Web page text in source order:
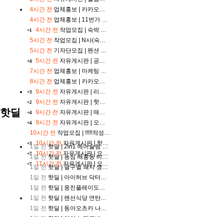
축
계
계
랙
4시간 전 업체홍보 | 카카오메이커스 마케팅 비용 아끼는 팁
4시간 전 업체홍보 | 11번가 구매평 이렇게 관리합니다
+1 4시간 전 작업모집 | 숙박 사이트 리뷰어 모집 ( 실결제 금액 즉시 바로 입금)
5시간 전 작업모집 | N사(숙박)예약자 리뷰 모집합니다! 1000원 사진, 원고 복붙 제공 예약비 x
5시간 전 기자단모집 | 펜션 기자단 모집합니다 원고 + 사진 제공해드립니다.
+4 5시간 전 자유게시판 | 공항철도는 지하철과 비슷한가요?
7시간 전 업체홍보 | 마케팅 종합 플랫폼 루메인
8시간 전 업체홍보 | 카카오톡 쇼핑하기 마케팅 이것만은 꼭 하세요
+3 9시간 전 자유게시판 | 리뷰쓰기
+2 9시간 전 자유게시판 | 핫딜 게시판이 어디 있어요?
+4 9시간 전 자유게시판 | 매실차가 먹고 싶네요
+4 9시간 전 자유게시판 | 오늘은 뷔페갑니다
10시간 전 작업모집 | !!!!!작성후지급!!!!상시모집중!!!!건당3000원 / N 예약리뷰 / 원고복붙입니다
+3 10시간 전 자유게시판 |핫딜 게시판 둘러보고 왔어요
+7 10시간 전 자유게시판 | 요즘의 백수생활
+7 11시간 전 자유게시판 | 오랜만에 김밥
핫딜
1일 전 핫딜 |2in1 에어슬림 무선청소기 YQ 669
1일 전 핫딜 |농심 배홍동 비빔면 137g, 8개
1일 전 핫딜 |달구벌 돼지 생막창 세트, 500g, 2봉
1일 전 핫딜 | 아이허브 닥터스베스트 코엔자임Q10 코큐텐 100mg 바이오페린 120정 2개
1일 전 핫딜 | 웅진플레이도시 골드시즌(~8/17)
1일 전 핫딜 | 랜선식당 연탄불고기, 250g, 4개
1일 전 핫딜 | 동아오츠카 나랑드사이다 제로, 오리지널, 345ml, 24개